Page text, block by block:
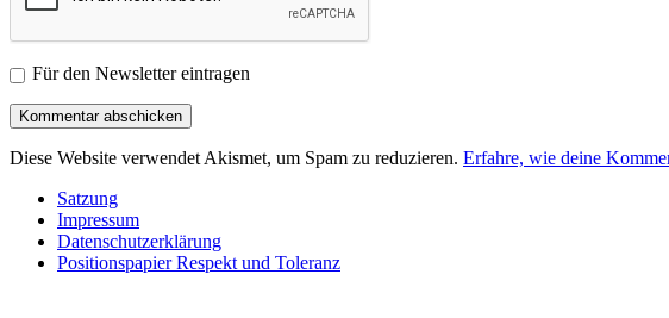
Für den Newsletter eintragen
Diese Website verwendet Akismet, um Spam zu reduzieren. Erfahre, wie deine
Satzung
Impressum
Datenschutzerklärung
Positionspapier Respekt und Toleranz